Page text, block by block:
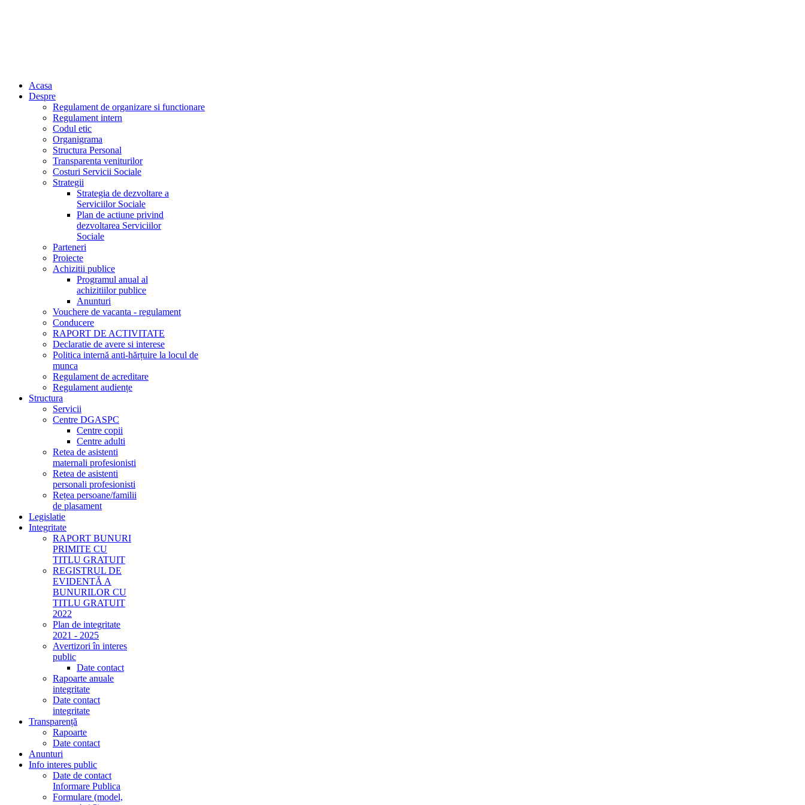
Acasa
Despre
Regulament de organizare si functionare
Regulament intern
Codul etic
Organigrama
Structura Personal
Transparenta veniturilor
Costuri Servicii Sociale
Strategii
Strategia de dezvoltare a
Serviciilor Sociale
Plan de actiune privind
dezvoltarea Serviciilor
Sociale
Parteneri
Proiecte
Achizitii publice
Programul anual al
achizitiilor publice
Anunturi
Vouchere de vacanta - regulament
Conducere
RAPORT DE ACTIVITATE
Declaratie de avere si interese
Politica internă anti-hărțuire la locul de
munca
Regulament de acreditare
Regulament audiențe
Structura
Servicii
Centre DGASPC
Centre copii
Centre adulti
Retea de asistenti
maternali profesionisti
Retea de asistenti
personali profesionisti
Rețea persoane/familii
de plasament
Legislatie
Integritate
RAPORT BUNURI
PRIMITE CU
TITLU GRATUIT
REGISTRUL DE
EVIDENTĂ A
BUNURILOR CU
TITLU GRATUIT
2022
Plan de integritate
2021 - 2025
Avertizori în interes
public
Date contact
Rapoarte anuale
integritate
Date contact
integritate
Transparență
Rapoarte
Date contact
Anunturi
Info interes public
Date de contact
Informare Publica
Formulare (model,